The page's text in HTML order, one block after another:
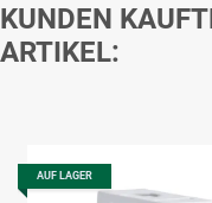
KUNDEN
ARTIKEL:
AUF LAGER